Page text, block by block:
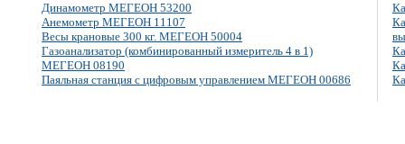
Динамометр МЕГЕОН 53200
Анемометр МЕГЕОН 11107
Весы крановые 300 кг. МЕГЕОН 50004
Газоанализатор (комбинированный измеритель 4 в 1)
МЕГЕОН 08190
Паяльная станция с цифровым управлением МЕГЕОН 00686